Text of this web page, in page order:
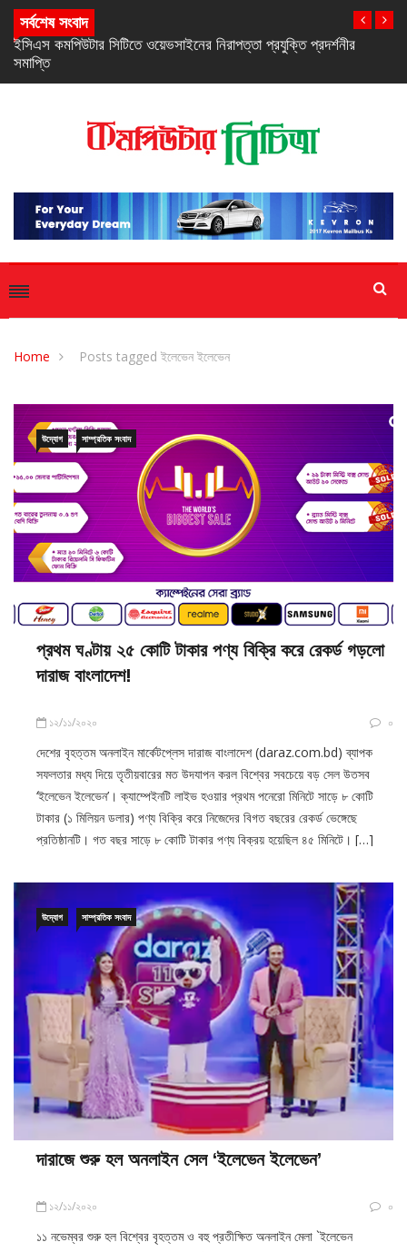
সর্বশেষ সংবাদ
নিরবচ্ছিন্ন পাওয়ার নিশ্চিতে রিয়েলমির নতুন সি-সিরিজ স্মার্টফোন
উদ্যোগ সাম্প্রতিক সংবাদ
প্রথম ঘণ্টায় ২৫ কোটি টাকার পণ্য বিক্রি করে রেকর্ড গড়লো
দারাজ বাংলাদেশ!
সফলতার মধ্য দিয়ে তৃতীয়বারের মত উদযাপন করল বিশ্বের সবচেয়ে বড় সেল উতসব
‘ইলেভেন ইলেভেন’। ক্যাম্পেইনটি লাইভ হওয়ার প্রথম পনেরো মিনিটে সাড়ে ৮ কোটি
টাকার (১ মিলিয়ন ডলার) পণ্য বিক্রি করে নিজেদের বিগত বছরের রেকর্ড ভেঙ্গেছে
প্রতিষ্ঠানটি। গত বছর সাড়ে ৮ কোটি টাকার পণ্য বিক্রয় হয়েছিল ৪৫ মিনিটে। […]
দারাজে শুরু হল অনলাইন সেল ‘ইলেভেন ইলেভেন’
ইলেভেন’। দেশের বৃহত্তম অনলাইন মার্কেটপ্লেস দারাজ বাংলাদেশ (daraz.com.bd)